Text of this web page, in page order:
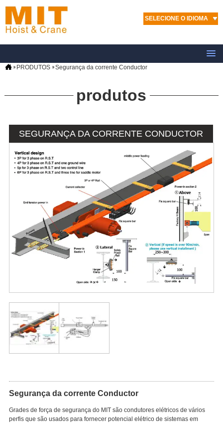
SELECIONE O IDIOMA
PRODUTOS Segurança da corrente Conductor
produtos
SEGURANÇA DA CORRENTE CONDUCTOR
Segurança da corrente Conductor
Grades de força de segurança do MIT são condutores elétricos de vários
perfis que são usados para fornecer potencial elétrico de sistemas em